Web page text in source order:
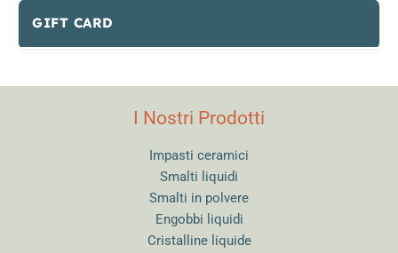
GIFT CARD
I Nostri Prodotti
Impasti ceramici
Smalti liquidi
Smalti in polvere
Engobbi liquidi
Cristalline liquide